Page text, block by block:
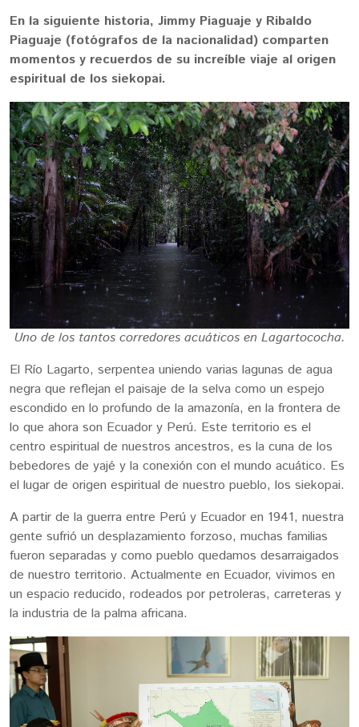
En la siguiente historia, Jimmy Piaguaje y Ribaldo
Piaguaje (fotógrafos de la nacionalidad) comparten
momentos y recuerdos de su increíble viaje al origen
espiritual de los siekopai.
Uno de los tantos corredores acuáticos en Lagartococha.
El Río Lagarto, serpentea uniendo varias lagunas de agua
negra que reflejan el paisaje de la selva como un espejo
escondido en lo profundo de la amazonía, en la frontera de
lo que ahora son Ecuador y Perú. Este territorio es el
centro espiritual de nuestros ancestros, es la cuna de los
bebedores de yajé y la conexión con el mundo acuático. Es
el lugar de origen espiritual de nuestro pueblo, los siekopai.
A partir de la guerra entre Perú y Ecuador en 1941, nuestra
gente sufrió un desplazamiento forzoso, muchas familias
fueron separadas y como pueblo quedamos desarraigados
de nuestro territorio. Actualmente en Ecuador, vivimos en
un espacio reducido, rodeados por petroleras, carreteras y
la industria de la palma africana.